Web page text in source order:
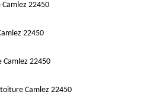
22450
22450
22450
Camlez 22450